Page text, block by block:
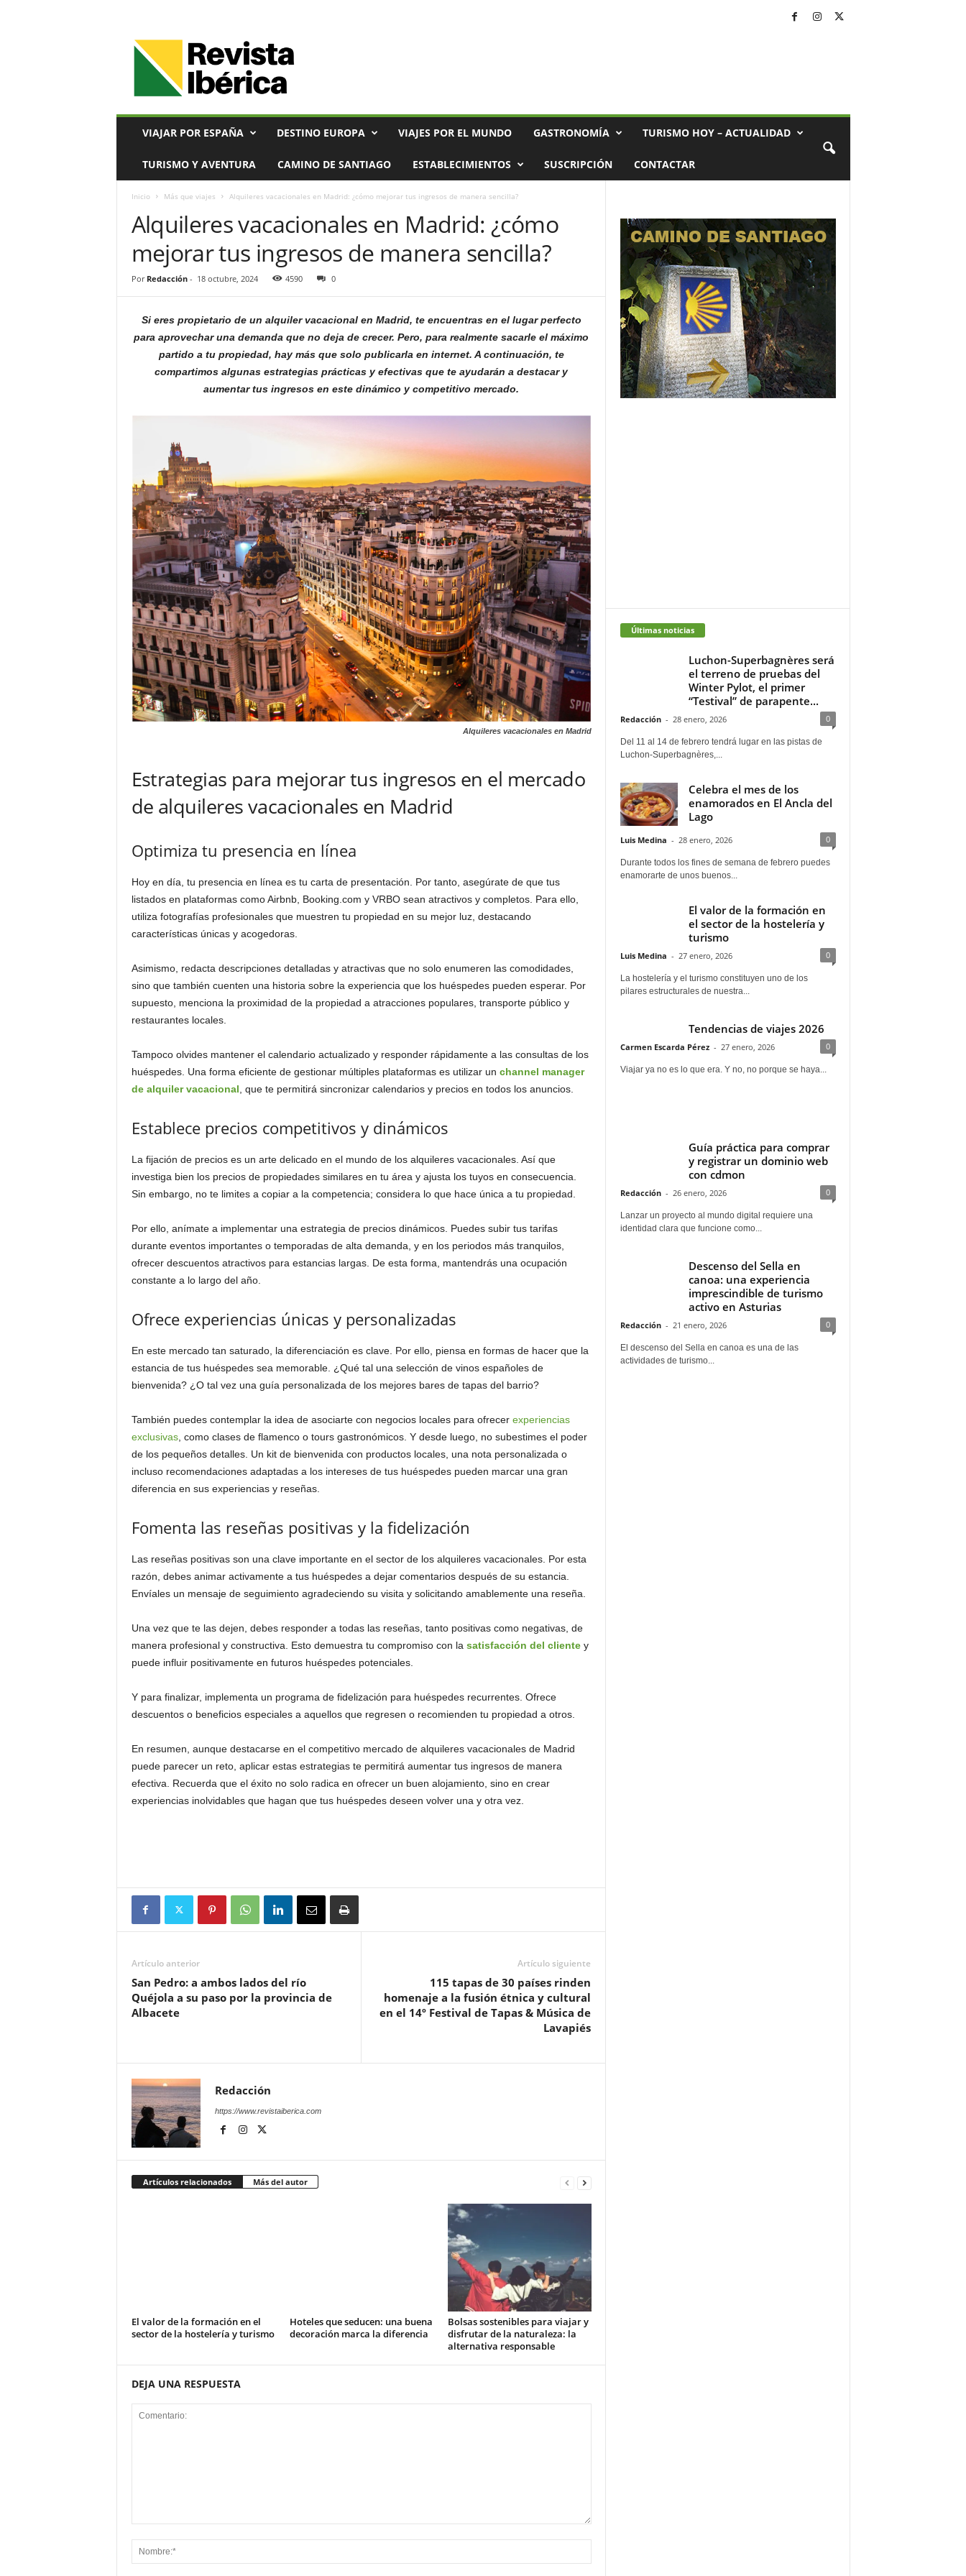
VIAJAR POR ESPAÑA DESTINO EUROPA VIAJES POR EL MUNDO GASTRONOMÍA TURISMO HOY – ACTUALIDAD
TURISMO Y AVENTURA CAMINO DE SANTIAGO ESTABLECIMIENTOS SUSCRIPCIÓN CONTACTAR
Inicio Más que viajes Alquileres vacacionales en Madrid: ¿cómo mejorar tus ingresos de manera sencilla?
Alquileres vacacionales en Madrid: ¿cómo
mejorar tus ingresos de manera sencilla?
Por Redacción- 18 octubre, 2024 4590 0
Si eres propietario de un alquiler vacacional en Madrid, te encuentras en el lugar perfecto
para aprovechar una demanda que no deja de crecer. Pero, para realmente sacarle el máximo
partido a tu propiedad, hay más que solo publicarla en internet. A continuación, te
compartimos algunas estrategias prácticas y efectivas que te ayudarán a destacar y
aumentar tus ingresos en este dinámico y competitivo mercado.
Alquileres vacacionales en Madrid
Estrategias para mejorar tus ingresos en el mercado
de alquileres vacacionales en Madrid
Optimiza tu presencia en línea
Hoy en día, tu presencia en línea es tu carta de presentación. Por tanto, asegúrate de que tus
listados en plataformas como Airbnb, Booking.com y VRBO sean atractivos y completos. Para ello,
utiliza fotografías profesionales que muestren tu propiedad en su mejor luz, destacando
características únicas y acogedoras.
Asimismo, redacta descripciones detalladas y atractivas que no solo enumeren las comodidades,
sino que también cuenten una historia sobre la experiencia que los huéspedes pueden esperar. Por
supuesto, menciona la proximidad de la propiedad a atracciones populares, transporte público y
restaurantes locales.
Tampoco olvides mantener el calendario actualizado y responder rápidamente a las consultas de los
huéspedes. Una forma eficiente de gestionar múltiples plataformas es utilizar un channel manager
de alquiler vacacional , que te permitirá sincronizar calendarios y precios en todos los anuncios.
Establece precios competitivos y dinámicos
La fijación de precios es un arte delicado en el mundo de los alquileres vacacionales. Así que
investiga bien los precios de propiedades similares en tu área y ajusta los tuyos en consecuencia.
Sin embargo, no te limites a copiar a la competencia; considera lo que hace única a tu propiedad.
Por ello, anímate a implementar una estrategia de precios dinámicos. Puedes subir tus tarifas
durante eventos importantes o temporadas de alta demanda, y en los periodos más tranquilos,
ofrecer descuentos atractivos para estancias largas. De esta forma, mantendrás una ocupación
constante a lo largo del año.
Ofrece experiencias únicas y personalizadas
En este mercado tan saturado, la diferenciación es clave. Por ello, piensa en formas de hacer que la
estancia de tus huéspedes sea memorable. ¿Qué tal una selección de vinos españoles de
bienvenida? ¿O tal vez una guía personalizada de los mejores bares de tapas del barrio?
También puedes contemplar la idea de asociarte con negocios locales para ofrecer experiencias
exclusivas, como clases de flamenco o tours gastronómicos. Y desde luego, no subestimes el poder
de los pequeños detalles. Un kit de bienvenida con productos locales, una nota personalizada o
incluso recomendaciones adaptadas a los intereses de tus huéspedes pueden marcar una gran
diferencia en sus experiencias y reseñas.
Fomenta las reseñas positivas y la fidelización
Las reseñas positivas son una clave importante en el sector de los alquileres vacacionales. Por esta
razón, debes animar activamente a tus huéspedes a dejar comentarios después de su estancia.
Envíales un mensaje de seguimiento agradeciendo su visita y solicitando amablemente una reseña.
Una vez que te las dejen, debes responder a todas las reseñas, tanto positivas como negativas, de
manera profesional y constructiva. Esto demuestra tu compromiso con la satisfacción del clientey
puede influir positivamente en futuros huéspedes potenciales.
Y para finalizar, implementa un programa de fidelización para huéspedes recurrentes. Ofrece
descuentos o beneficios especiales a aquellos que regresen o recomienden tu propiedad a otros.
En resumen, aunque destacarse en el competitivo mercado de alquileres vacacionales de Madrid
puede parecer un reto, aplicar estas estrategias te permitirá aumentar tus ingresos de manera
efectiva. Recuerda que el éxito no solo radica en ofrecer un buen alojamiento, sino en crear
experiencias inolvidables que hagan que tus huéspedes deseen volver una y otra vez.
Artículo anterior
San Pedro: a ambos lados del río
Quéjola a su paso por la provincia de
Albacete
Artículo siguiente
115 tapas de 30 países rinden
homenaje a la fusión étnica y cultural
en el 14º Festival de Tapas & Música de
Lavapiés
Redacción
https://www.revistaiberica.com
Artículos relacionados Más del autor
El valor de la formación en el
sector de la hostelería y turismo
Hoteles que seducen: una buena
decoración marca la diferencia
Bolsas sostenibles para viajar y
disfrutar de la naturaleza: la
alternativa responsable
DEJA UNA RESPUESTA
Últimas noticias
Luchon-Superbagnères será
el terreno de pruebas del
Winter Pylot, el primer
“Testival” de parapente...
Redacción - 28 enero, 2026 0
Del 11 al 14 de febrero tendrá lugar en las pistas de
Luchon-Superbagnères,...
Celebra el mes de los
enamorados en El Ancla del
Lago
Luis Medina - 28 enero, 2026 0
Durante todos los fines de semana de febrero puedes
enamorarte de unos buenos...
El valor de la formación en
el sector de la hostelería y
turismo
Luis Medina - 27 enero, 2026 0
La hostelería y el turismo constituyen uno de los
pilares estructurales de nuestra...
Tendencias de viajes 2026
Carmen Escarda Pérez - 27 enero, 2026 0
Viajar ya no es lo que era. Y no, no porque se haya...
Guía práctica para comprar
y registrar un dominio web
con cdmon
Redacción - 26 enero, 2026 0
Lanzar un proyecto al mundo digital requiere una
identidad clara que funcione como...
Descenso del Sella en
canoa: una experiencia
imprescindible de turismo
activo en Asturias
Redacción - 21 enero, 2026 0
El descenso del Sella en canoa es una de las
actividades de turismo...